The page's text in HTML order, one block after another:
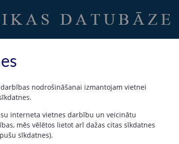
un valūtu dalījumā
nodrošināšanai izmantojam vietnei
interneta vietnes darbību un veicinātu
mēs vēlētos lietot arī dažas citas sīkdatnes
sīkdatnes).